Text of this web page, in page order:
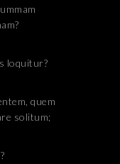
loquitur?
quem
solitum;